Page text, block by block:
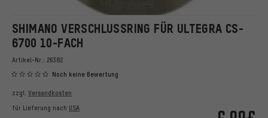
SHIMANO VERSCHLUSSRING FÜR ULTEGRA CS-
6700 10-FACH
Artikel-Nr.: 26382
Noch keine Bewertung
zzgl. Versandkosten
für Lieferung nach USA